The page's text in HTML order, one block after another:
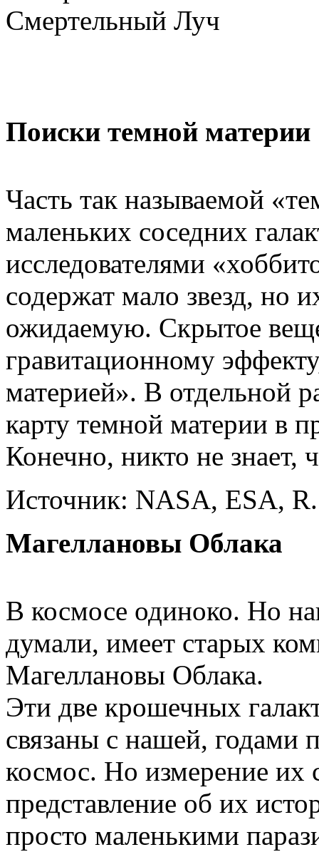
Смертельный Луч
Поиски темной материи
Часть так называемой
маленьких соседних
исследователями
содержат мало звезд, но
ожидаемую. Скрытое
гравитационному
материей». В отдельной
карту темной материи в
Конечно, никто не знает,
Источник: NASA, ESA,
Магеллановы Облака
В космосе одиноко. Но
думали, имеет старых
Магеллановы Облака.
Эти две крошечных
связаны с нашей, годами
космос. Но измерение их
представление об их
просто маленькими